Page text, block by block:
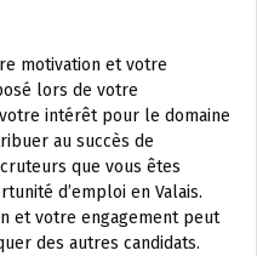
motivation et votre
lors de votre
intérêt pour le domaine
au succès de
que vous êtes
d’emploi en Valais.
et votre engagement peut
des autres candidats.